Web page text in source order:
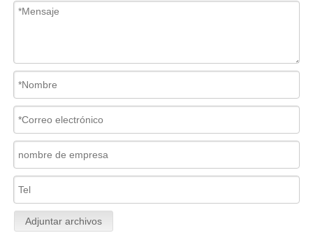
Adjuntar archivos